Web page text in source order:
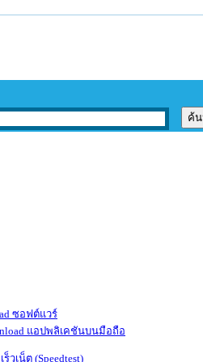
ซอฟต์แวร์
แอปพลิเคชันบนมือถือ
วเน็ต (Speedtest)